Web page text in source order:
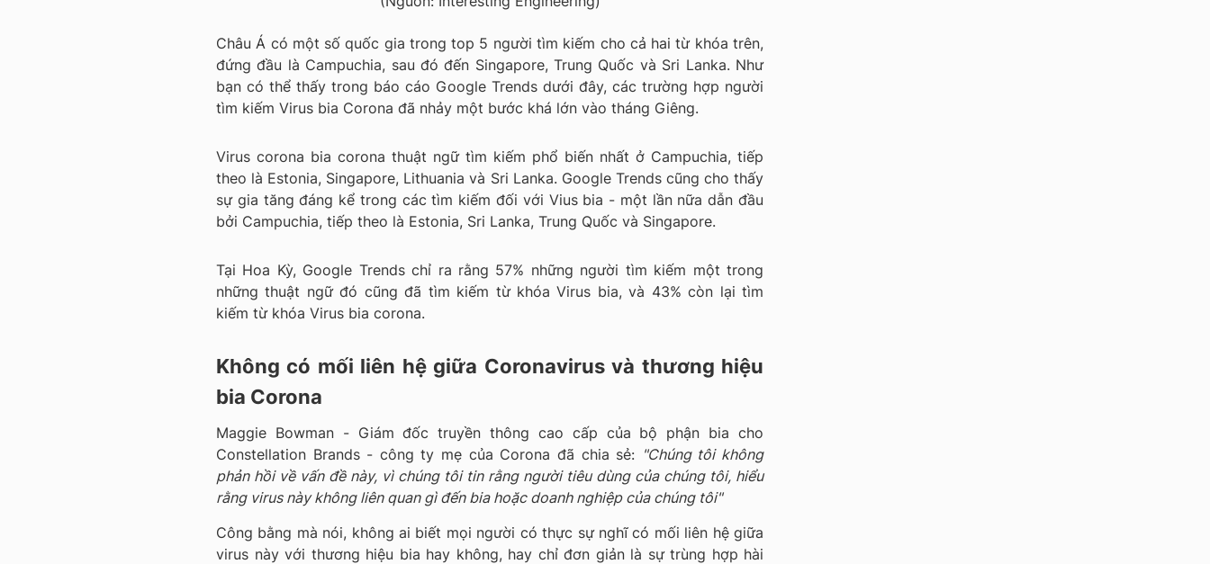
Châu Á có một số quốc gia trong top 5 người tìm kiếm cho cả hai từ khóa trên,
đứng đầu là Campuchia, sau đó đến Singapore, Trung Quốc và Sri Lanka. Như
bạn có thể thấy trong báo cáo Google Trends dưới đây, các trường hợp người
tìm kiếm Virus bia Corona đã nhảy một bước khá lớn vào tháng Giêng.
Virus corona bia corona thuật ngữ tìm kiếm phổ biến nhất ở Campuchia, tiếp
theo là Estonia, Singapore, Lithuania và Sri Lanka. Google Trends cũng cho thấy
sự gia tăng đáng kể trong các tìm kiếm đối với Vius bia - một lần nữa dẫn đầu
bởi Campuchia, tiếp theo là Estonia, Sri Lanka, Trung Quốc và Singapore.
Tại Hoa Kỳ, Google Trends chỉ ra rằng 57% những người tìm kiếm một trong
những thuật ngữ đó cũng đã tìm kiếm từ khóa Virus bia, và 43% còn lại tìm
kiếm từ khóa Virus bia corona.
Không có mối liên hệ giữa Coronavirus và thương hiệu
bia Corona
Maggie Bowman - Giám đốc truyền thông cao cấp của bộ phận bia cho
Constellation Brands - công ty mẹ của Corona đã chia sẻ: "Chúng tôi không
phản hồi về vấn đề này, vì chúng tôi tin rằng người tiêu dùng của chúng tôi, hiểu
rằng virus này không liên quan gì đến bia hoặc doanh nghiệp của chúng tôi"
Công bằng mà nói, không ai biết mọi người có thực sự nghĩ có mối liên hệ giữa
virus này với thương hiệu bia hay không, hay chỉ đơn giản là sự trùng hợp hài